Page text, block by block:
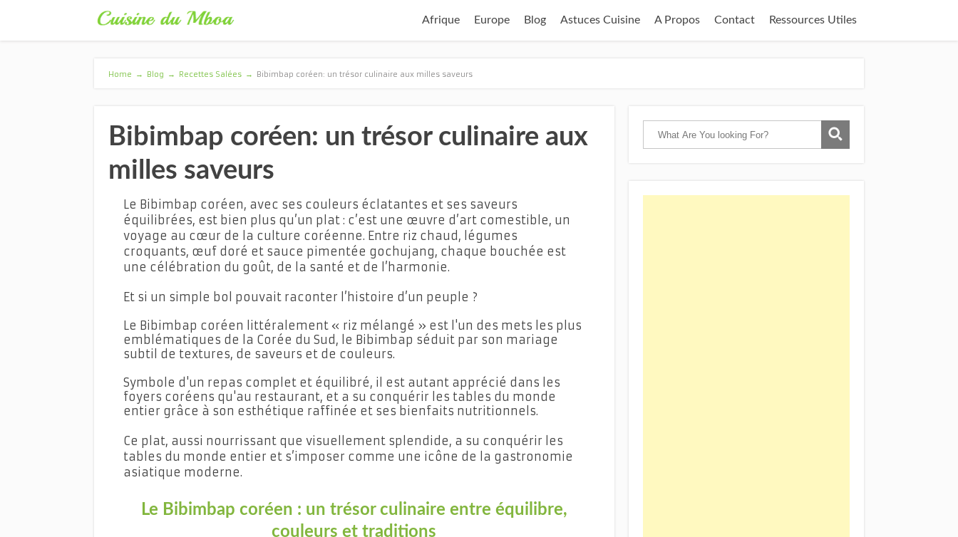
Afrique Europe Blog Astuces Cuisine A Propos Contact Ressources Utiles
Home → Blog → Recettes Salées → Bibimbap coréen: un trésor culinaire aux milles saveurs
Bibimbap coréen: un trésor culinaire aux
milles saveurs
Le Bibimbap coréen, avec ses couleurs éclatantes et ses saveurs
équilibrées, est bien plus qu’un plat : c’est une œuvre d’art comestible, un
voyage au cœur de la culture coréenne. Entre riz chaud, légumes
croquants, œuf doré et sauce pimentée gochujang, chaque bouchée est
une célébration du goût, de la santé et de l’harmonie.
Et si un simple bol pouvait raconter l’histoire d’un peuple ?
Le Bibimbap coréen littéralement « riz mélangé » est l'un des mets les plus
emblématiques de la Corée du Sud, le Bibimbap séduit par son mariage
subtil de textures, de saveurs et de couleurs.
Symbole d'un repas complet et équilibré, il est autant apprécié dans les
foyers coréens qu'au restaurant, et a su conquérir les tables du monde
entier grâce à son esthétique raffinée et ses bienfaits nutritionnels.
Ce plat, aussi nourrissant que visuellement splendide, a su conquérir les
tables du monde entier et s’imposer comme une icône de la gastronomie
asiatique moderne.
Le Bibimbap coréen : un trésor culinaire entre équilibre,
couleurs et traditions